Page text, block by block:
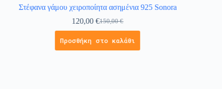
Στέφανα γάμου χειροποίητα ασημένια 925 Sonora
150,00€
120,00€
Προσθήκη στο καλάθι